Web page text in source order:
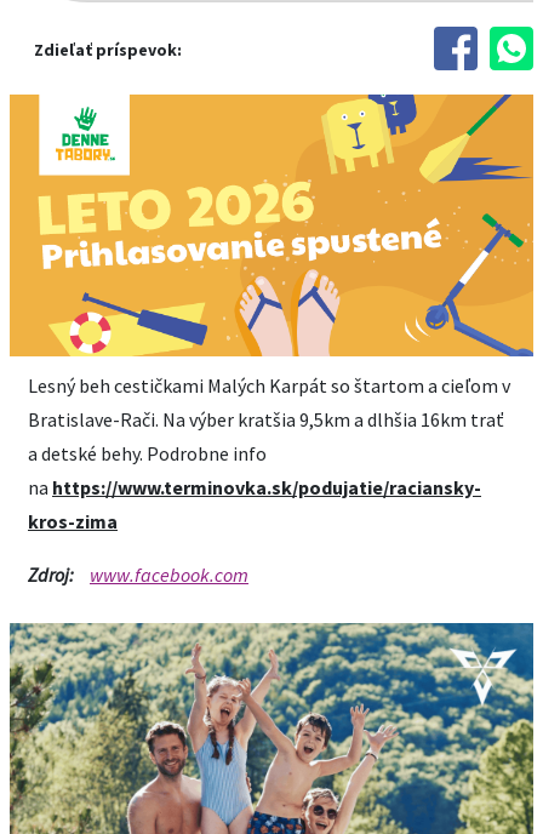
Zdieľať príspevok:
Lesný beh cestičkami Malých Karpát so štartom a cieľom v
Bratislave-Rači. Na výber kratšia 9,5km a dlhšia 16km trať
a detské behy. Podrobne info
na https://www.terminovka.sk/podujatie/raciansky-
kros-zima
Zdroj: www.facebook.com